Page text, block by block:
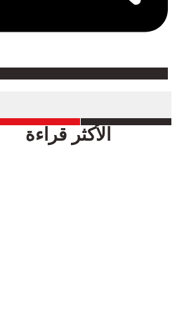
الأكثر قراءة